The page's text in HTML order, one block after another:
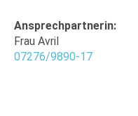
Ansprechpartnerin:
Frau Avril
07276/9890-17